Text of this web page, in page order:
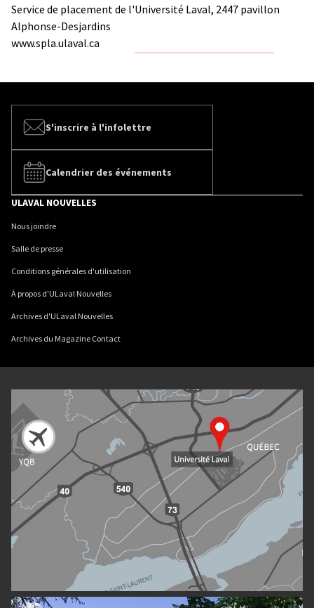
Service de placement de l'Université Laval, 2447 pavillon
Alphonse-Desjardins
www.spla.ulaval.ca
S'inscrire à l'infolettre
Calendrier des événements
ULAVAL NOUVELLES
Nous joindre
Salle de presse
Conditions générales d'utilisation
À propos d'ULaval Nouvelles
Archives d'ULaval Nouvelles
Archives du Magazine Contact